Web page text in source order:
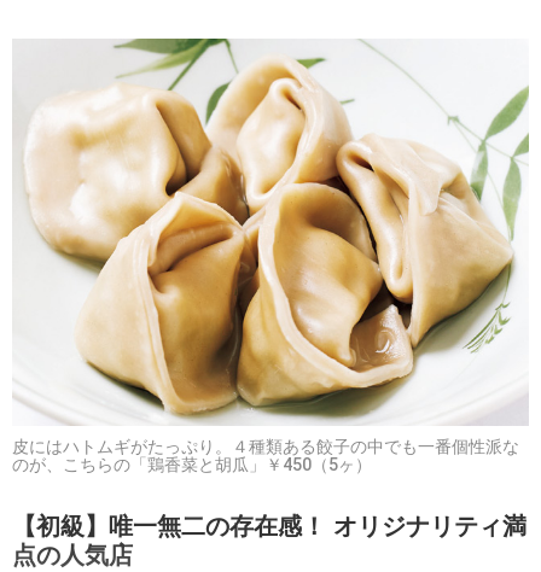
皮にはハトムギがたっぷり。４種類ある餃子の中でも一番個性派な
のが、こちらの「鶏香菜と胡瓜」￥450（5ヶ）
【初級】唯一無二の存在感！ オリジナリティ満
点の人気店